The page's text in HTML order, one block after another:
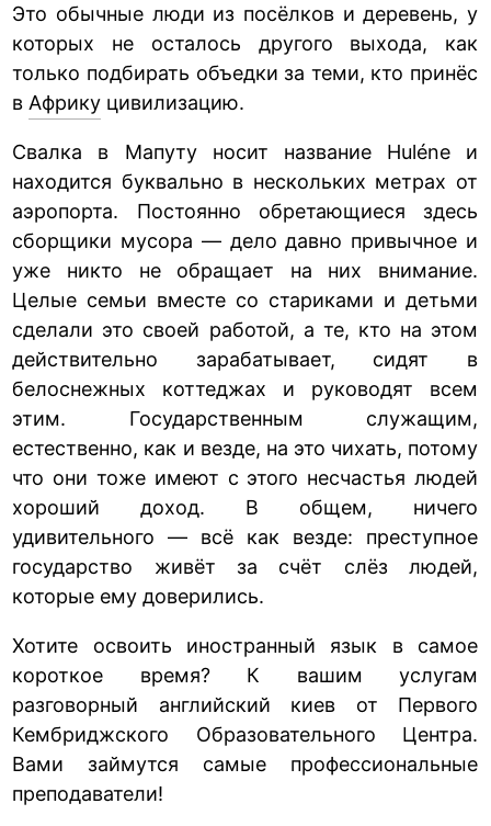
Это обычные люди из посёлков и деревень, у
которых не осталось другого выхода, как
только подбирать объедки за теми, кто принёс
в Африку цивилизацию.
Свалка в Мапуту носит название Huléne и
находится буквально в нескольких метрах от
аэропорта. Постоянно обретающиеся здесь
сборщики мусора — дело давно привычное и
уже никто не обращает на них внимание.
Целые семьи вместе со стариками и детьми
сделали это своей работой, а те, кто на этом
действительно зарабатывает, сидят в
белоснежных коттеджах и руководят всем
этим. Государственным служащим,
естественно, как и везде, на это чихать, потому
что они тоже имеют с этого несчастья людей
хороший доход. В общем, ничего
удивительного — всё как везде: преступное
государство живёт за счёт слёз людей,
которые ему доверились.
Хотите освоить иностранный язык в самое
короткое время? К вашим услугам
разговорный английский киев от Первого
Кембриджского Образовательного Центра.
Вами займутся самые профессиональные
преподаватели!